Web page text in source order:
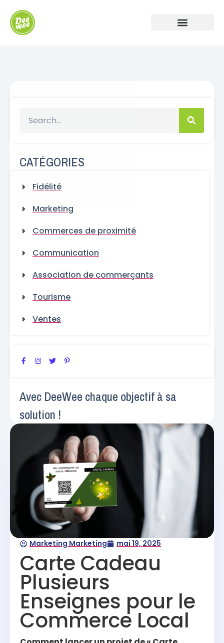
Marketing Marketing mai 19, 2025
Carte Cadeau
Plusieurs
Enseignes pour le
Commerce Local
CATÉGORIES
Fidélité
Marketing
Commerces de proximité
Communication
Association de commerçants
Tourisme
Ventes
Avec DeeWee chaque objectif à sa
solution !